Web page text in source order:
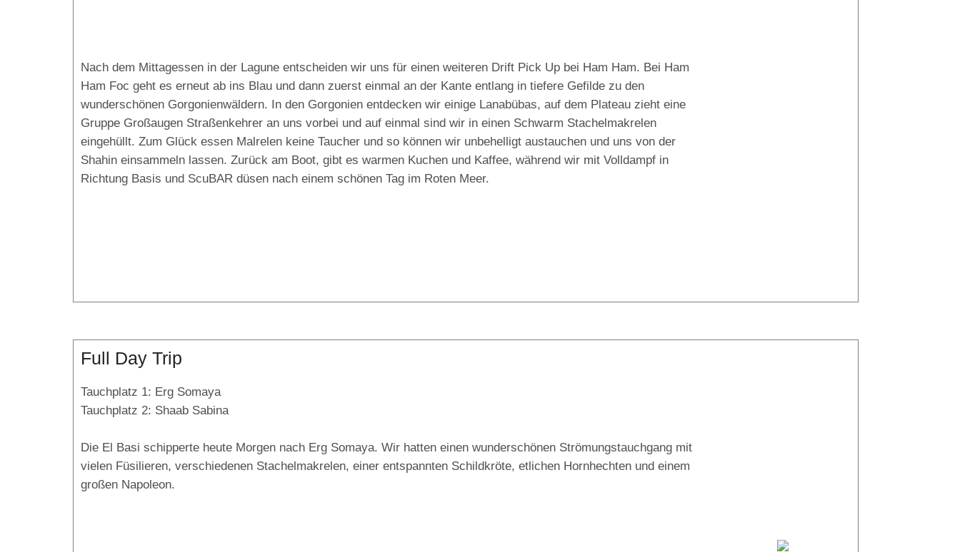
Nach dem Mittagessen in der Lagune entscheiden wir uns für einen weiteren Drift Pick Up bei Ham Ham. Bei Ham
Ham Foc geht es erneut ab ins Blau und dann zuerst einmal an der Kante entlang in tiefere Gefilde zu den
wunderschönen Gorgonienwäldern. In den Gorgonien entdecken wir einige Lanabübas, auf dem Plateau zieht eine
Gruppe Großaugen Straßenkehrer an uns vorbei und auf einmal sind wir in einen Schwarm Stachelmakrelen
eingehüllt. Zum Glück essen Malrelen keine Taucher und so können wir unbehelligt austauchen und uns von der
Shahin einsammeln lassen. Zurück am Boot, gibt es warmen Kuchen und Kaffee, während wir mit Volldampf in
Richtung Basis und ScuBAR düsen nach einem schönen Tag im Roten Meer.
Full Day Trip
Tauchplatz 1: Erg Somaya
Tauchplatz 2: Shaab Sabina
Die El Basi schipperte heute Morgen nach Erg Somaya. Wir hatten einen wunderschönen Strömungstauchgang mit
vielen Füsilieren, verschiedenen Stachelmakrelen, einer entspannten Schildkröte, etlichen Hornhechten und einem
großen Napoleon.